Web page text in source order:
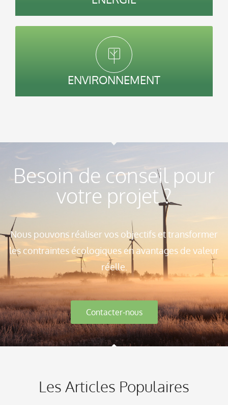
ENVIRONNEMENT
Besoin de conseil pour
votre projet ?
Nous pouvons réaliser vos objectifs et transformer
les contraintes écologiques en avantages de valeur
réelle.
Contacter-nous
Les Articles Populaires